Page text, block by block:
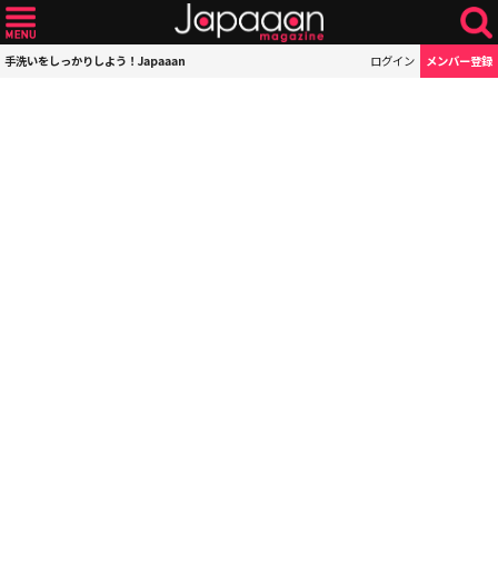
手洗いをしっかりしよう！Japaaan ログイン メンバー登録